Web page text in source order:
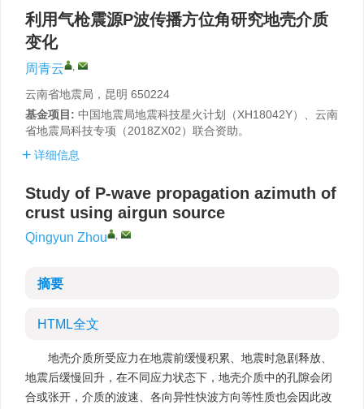
利用气枪震源P波传播方位角研究地壳介质
变化
周青云 ,
云南省地震局，昆明 650224
基金项目: 中国地震局地震科技星火计划（XH18042Y）、云南
省地震局科技专项（2018ZX02）联合资助。
详细信息
Study of P-wave propagation azimuth of
crust using airgun source
Qingyun Zhou ,
摘要
HTML全文
地壳介质所受应力在地震前缓慢积累、地震时急剧释放、
地震后缓慢回升，在不同应力状态下，地壳介质中的孔隙会闭
合或张开，介质的波速、各向异性快波方向等性质也会因此改